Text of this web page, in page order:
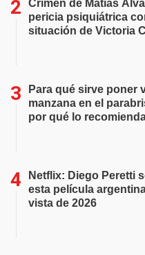
Crimen de Matías
pericia psiquiátrica
situación de Victoria
Para qué sirve poner
manzana en el
por qué lo
Netflix: Diego Peretti
esta película
vista de 2026